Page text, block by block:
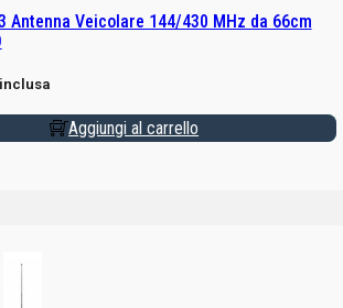
Antenna Veicolare 144/430 MHz da 66cm
Aggiungi al carrello